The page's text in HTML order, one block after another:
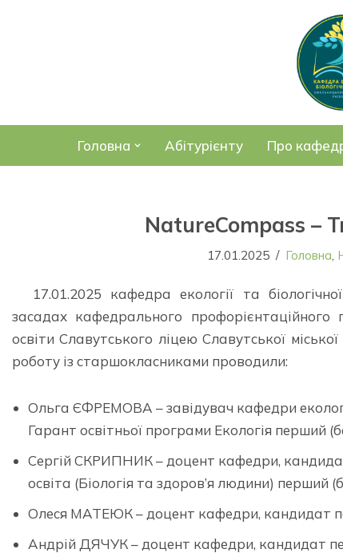
Головна Абітурієнту Про
NatureCompass –
17.01.2025 Головна,
17.01.2025 кафедра екології та
засадах кафедрального профорієнтаційного
освіти Славутського ліцею Славутської
роботу із старшокласниками проводили:
Ольга ЄФРЕМОВА – завідувач кафедри
Гарант освітньої програми Екологія перший
Сергій СКРИПНИК – доцент кафедри,
освіта (Біологія та здоров’я людини) перший
Олеся МАТЕЮК – доцент кафедри, кандидат
Андрій ДЯЧУК – доцент кафедри, кандидат